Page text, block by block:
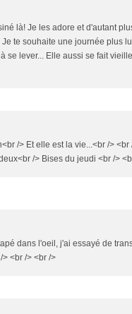
là! Je les adore et d'autant
te souhaite une journée plus
se lever... Elle aussi se fait
/> Et elle est la vie...<br />
/> Bises du jeudi <br />
dans l'oeil, j'ai essayé de
<br /> <br />